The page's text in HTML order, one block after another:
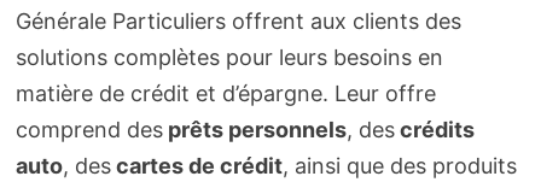
Générale Particuliers offrent aux clients des
solutions complètes pour leurs besoins en
matière de crédit et d’épargne. Leur offre
comprend desprêts personnels, descrédits
auto, descartes de crédit, ainsi que des produits